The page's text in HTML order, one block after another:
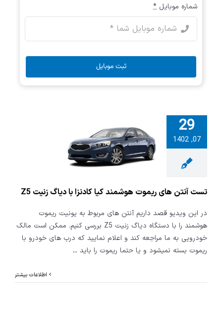
29
07, 1402
آنتن های
هوشمند کیا
دیاگ زنیت
تست آنتن های ریموت هوشمند کیا کادنزا با دیاگ زنیت Z5
در این ویدیو قصد داریم آنتن های مربوط به یونیت ریموت
هوشمند را با دستگاه دیاگ زنیت Z5 بررسی کنیم. ممکن است مالک
خودرویی به ما مراجعه کند و اعلام نمایید که درب های خودرو با
ریموت بسته نمیشود و یا حتما ریموت را باید ...
اطلاعات بیشتر
شماره موبایل *
ثبت موبایل